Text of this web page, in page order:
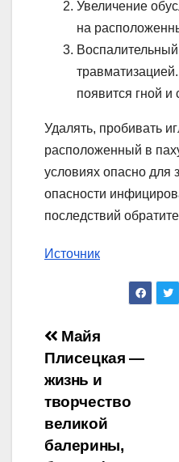
Увеличение
на
появится гной и
Удалять, пробивать
расположенный в
условиях опасно для
опасности
последствий
Источник
Навигация
по
записям
Майя
Плисецкая —
жизнь и
творчество
великой
балерины,